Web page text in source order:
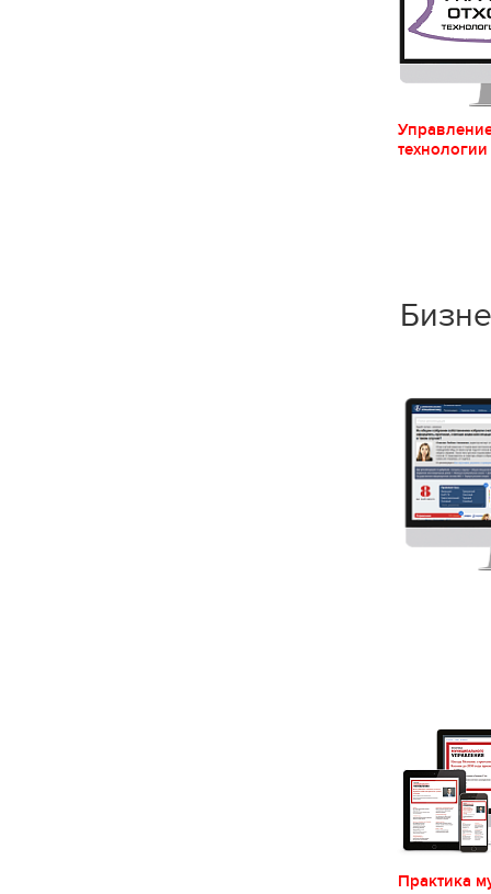
Практика